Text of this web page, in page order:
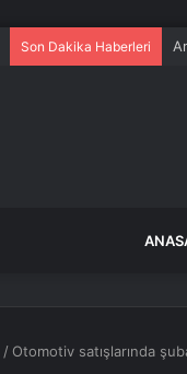
Son Dakika Haberleri
/ Otomotiv satışlarında